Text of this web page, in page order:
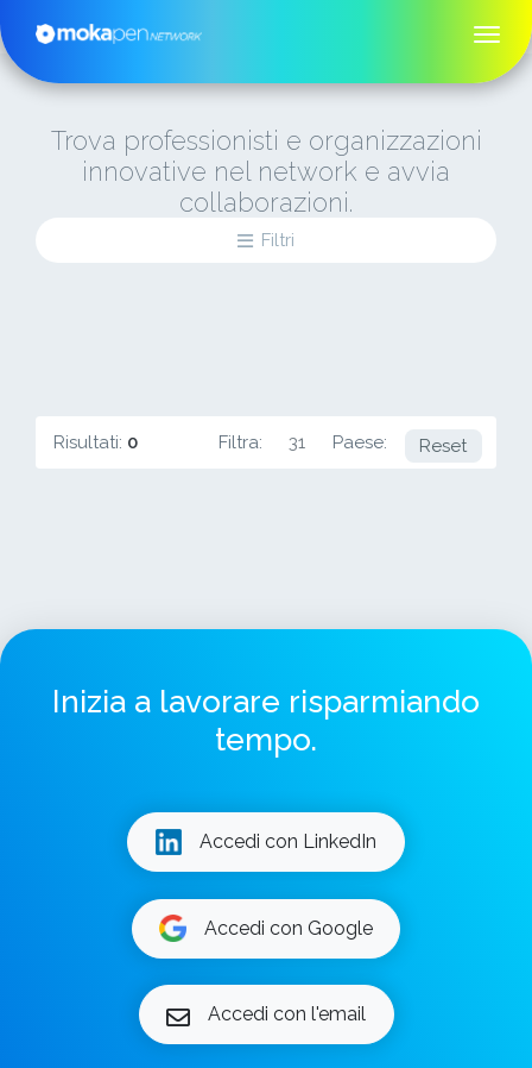
Trova professionisti e organizzazioni
innovative nel network e avvia
collaborazioni.
Filtri
Risultati: 0 Filtra: 31 Paese: AT
Reset
Inizia a lavorare risparmiando
tempo.
Accedi con LinkedIn
Accedi con Google
Accedi con l'email